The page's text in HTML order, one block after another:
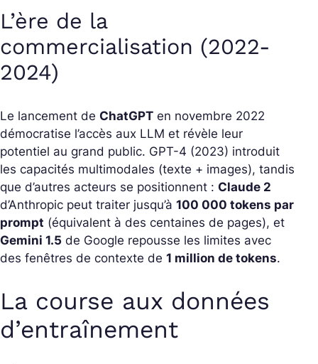
L’ère de la
commercialisation (2022-
2024)
Le lancement de ChatGPT en novembre 2022
démocratise l’accès aux LLM et révèle leur
potentiel au grand public. GPT-4 (2023) introduit
les capacités multimodales (texte + images), tandis
que d’autres acteurs se positionnent : Claude 2
d’Anthropic peut traiter jusqu’à 100 000 tokens par
prompt (équivalent à des centaines de pages), et
Gemini 1.5 de Google repousse les limites avec
des fenêtres de contexte de 1 million de tokens.
La course aux données
d’entraînement